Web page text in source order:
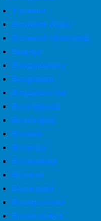
Узловая
Великие Луки
Великий Новгород
Видное
Владикавказ
Владимир
Владивосток
Волгодонск
Волгоград
Волхов
Вологда
Волокамск
Волжск
Волжский
Воскресенск
Всеволожск